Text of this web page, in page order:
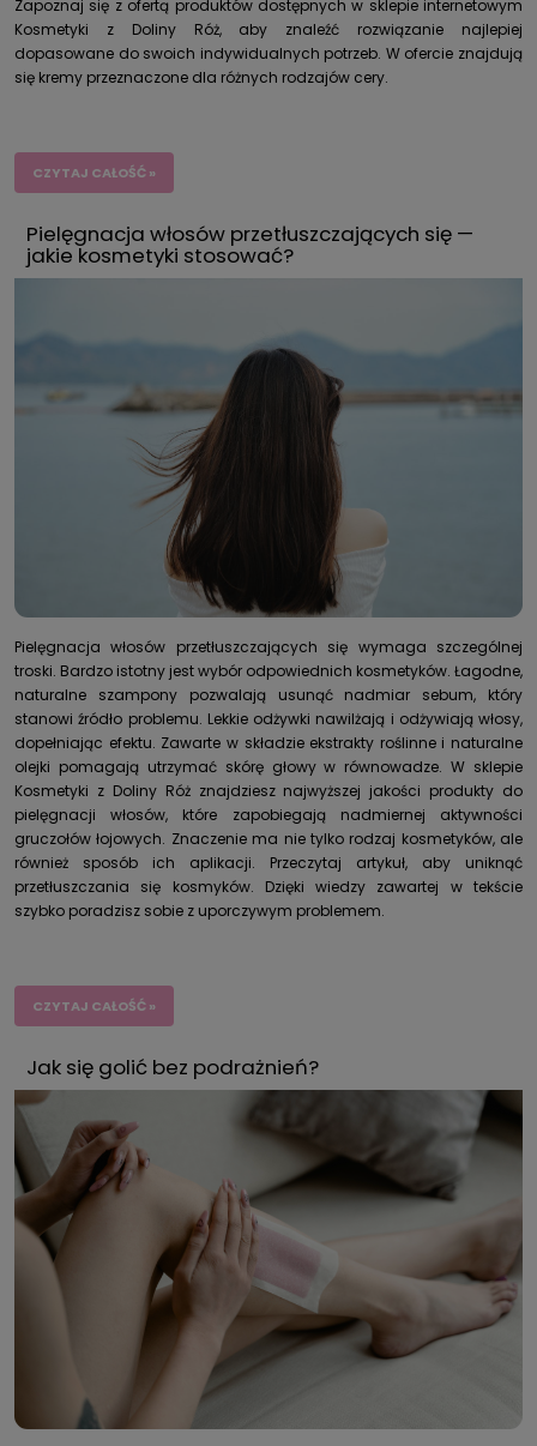
Zapoznaj się z ofertą produktów dostępnych w sklepie internetowym
Kosmetyki z Doliny Róż, aby znaleźć rozwiązanie najlepiej
dopasowane do swoich indywidualnych potrzeb. W ofercie znajdują
się kremy przeznaczone dla różnych rodzajów cery.
CZYTAJ CAŁOŚĆ »
Pielęgnacja włosów przetłuszczających się —
jakie kosmetyki stosować?
Pielęgnacja włosów przetłuszczających się wymaga szczególnej
troski. Bardzo istotny jest wybór odpowiednich kosmetyków. Łagodne,
naturalne szampony pozwalają usunąć nadmiar sebum, który
stanowi źródło problemu. Lekkie odżywki nawilżają i odżywiają włosy,
dopełniając efektu. Zawarte w składzie ekstrakty roślinne i naturalne
olejki pomagają utrzymać skórę głowy w równowadze. W sklepie
Kosmetyki z Doliny Róż znajdziesz najwyższej jakości produkty do
pielęgnacji włosów, które zapobiegają nadmiernej aktywności
gruczołów łojowych. Znaczenie ma nie tylko rodzaj kosmetyków, ale
również sposób ich aplikacji. Przeczytaj artykuł, aby uniknąć
przetłuszczania się kosmyków. Dzięki wiedzy zawartej w tekście
szybko poradzisz sobie z uporczywym problemem.
CZYTAJ CAŁOŚĆ »
Jak się golić bez podrażnień?